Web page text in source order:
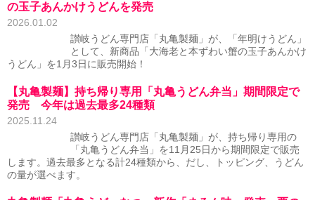
の玉子あんかけうどんを発売
2026.01.02
讃岐うどん専門店「丸亀製麺」が、「年明けうどん」
として、新商品「大海老と本ずわい蟹の玉子あんかけ
うどん」を1月3日に販売開始！
【丸亀製麺】持ち帰り専用「丸亀うどん弁当」期間限定で
発売 今年は過去最多24種類
2025.11.24
讃岐うどん専門店「丸亀製麺」が、持ち帰り専用の
「丸亀うどん弁当」を11月25日から期間限定で販売
します。過去最多となる計24種類から、だし、トッピング、うどん
の量が選べます。